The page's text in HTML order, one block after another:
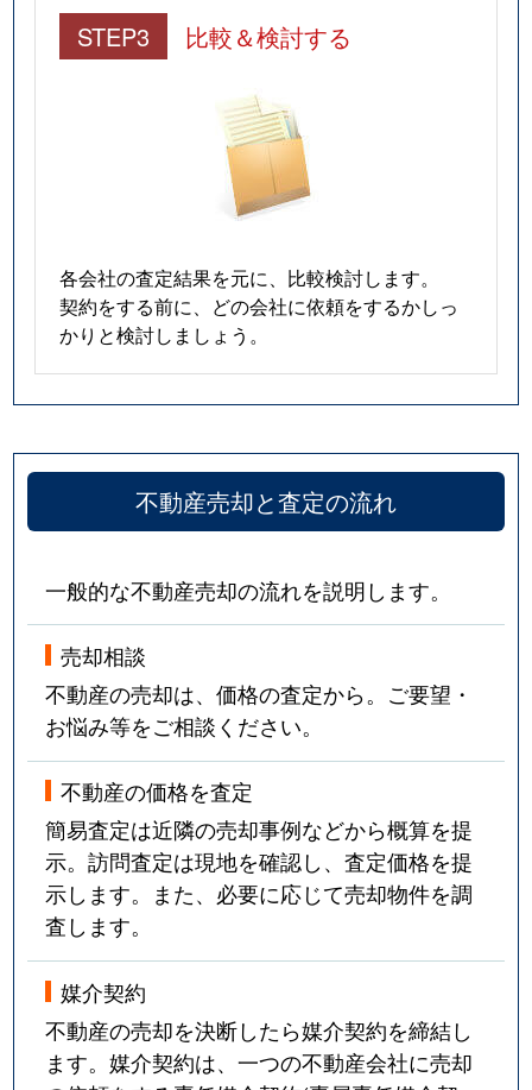
STEP3 比較＆検討する
各会社の査定結果を元に、比較検討します。
契約をする前に、どの会社に依頼をするかしっ
かりと検討しましょう。
不動産売却と査定の流れ
一般的な不動産売却の流れを説明します。
売却相談
不動産の売却は、価格の査定から。ご要望・
お悩み等をご相談ください。
不動産の価格を査定
簡易査定は近隣の売却事例などから概算を提
示。訪問査定は現地を確認し、査定価格を提
示します。また、必要に応じて売却物件を調
査します。
媒介契約
不動産の売却を決断したら媒介契約を締結し
ます。媒介契約は、一つの不動産会社に売却